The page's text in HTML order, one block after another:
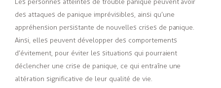
Les personnes atteintes de trouble panique peuvent avoir
des attaques de panique imprévisibles, ainsi qu’une
appréhension persistante de nouvelles crises de panique.
Ainsi, elles peuvent développer des comportements
d’évitement, pour éviter les situations qui pourraient
déclencher une crise de panique, ce qui entraîne une
altération significative de leur qualité de vie.